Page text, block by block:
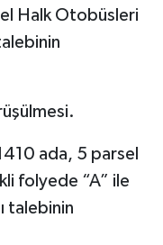
Halk Otobüsleri
ada, 5 parsel
folyede “A” ile
talebinin